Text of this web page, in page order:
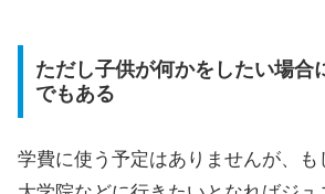
ただし子供が何かをしたい場合
でもある
学費に使う予定はありませんが、も